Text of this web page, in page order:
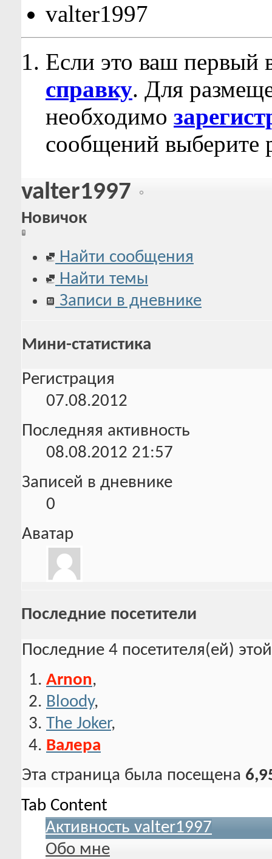
valter1997
Если это ваш первый
справку. Для
необходимо
сообщений выберите
valter1997
Новичок
Найти сообщения
Найти темы
Записи в дневнике
Мини-статистика
Регистрация
07.08.2012
Последняя активность
08.08.2012 21:57
Записей в дневнике
0
Аватар
Последние посетители
Последние 4 посетителя(ей)
Arnon,
Bloody,
The Joker,
Валера
Эта страница была посещена
Tab Content
Активность valter1997
Обо мне